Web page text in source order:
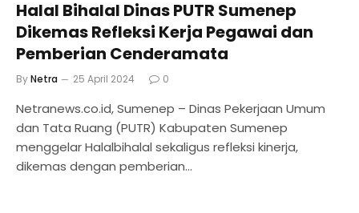
Halal Bihalal Dinas PUTR Sumenep
Dikemas Refleksi Kerja Pegawai dan
Pemberian Cenderamata
ByNetra 25 April 2024 0
Netranews.co.id, Sumenep – Dinas Pekerjaan Umum
dan Tata Ruang (PUTR) Kabupaten Sumenep
menggelar Halalbihalal sekaligus refleksi kinerja,
dikemas dengan pemberian…